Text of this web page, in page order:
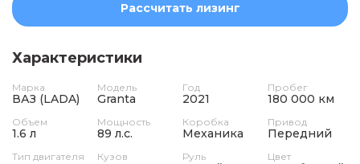
Рассчитать лизинг
Характеристики
Марка
ВАЗ (LADA)
Модель
Granta
Год
2021
Пробег
180 000 км
Объем
1.6 л
Мощность
89 л.с.
Коробка
Механика
Привод
Передний
Тип двигателя Кузов Руль Цвет